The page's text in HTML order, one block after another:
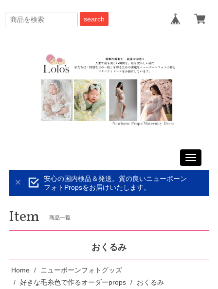
search
Toggle
安心の国内検品＆発送。質の良いニューボーン
フォトPropsをお届けいたします。
Item 商品一覧
おくるみ
Home
ニューボーンフォトグッズ
好きな毛糸色で作るオーダーprops
おくるみ